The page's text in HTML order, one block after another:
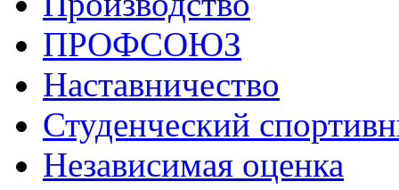
ПРОФСОЮЗ
Наставничество
Студенческий
Независимая оценка